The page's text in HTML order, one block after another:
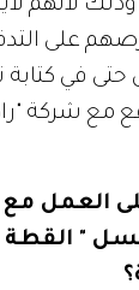
لأنّهم
على
في كتابة
مع شركة
العمل مع
" القطة